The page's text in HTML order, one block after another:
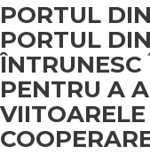
PORTUL
PORTUL
PENTRU A